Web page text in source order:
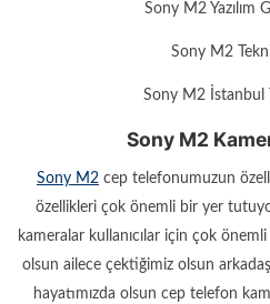
Sony M2 Yazılım
Sony M2
Sony M2 İstanbul
Sony M2
Sony M2 cep telefonumuzun
özellikleri çok önemli bir yer
kameralar kullanıcılar için çok
olsun ailece çektiğimiz olsun
hayatımızda olsun cep telefon